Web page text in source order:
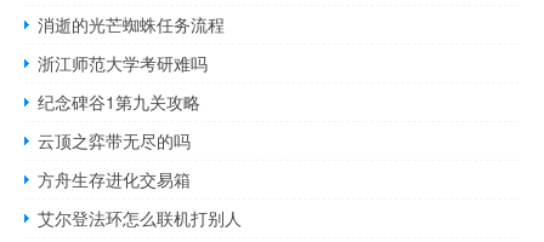
消逝的光芒蜘蛛任务流程
浙江师范大学考研难吗
纪念碑谷1第九关攻略
云顶之弈带无尽的吗
方舟生存进化交易箱
艾尔登法环怎么联机打别人